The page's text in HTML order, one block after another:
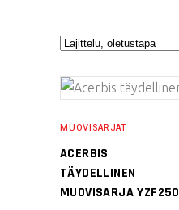
MUOVISARJAT
ACERBIS
TÄYDELLINEN
MUOVISARJA YZF250